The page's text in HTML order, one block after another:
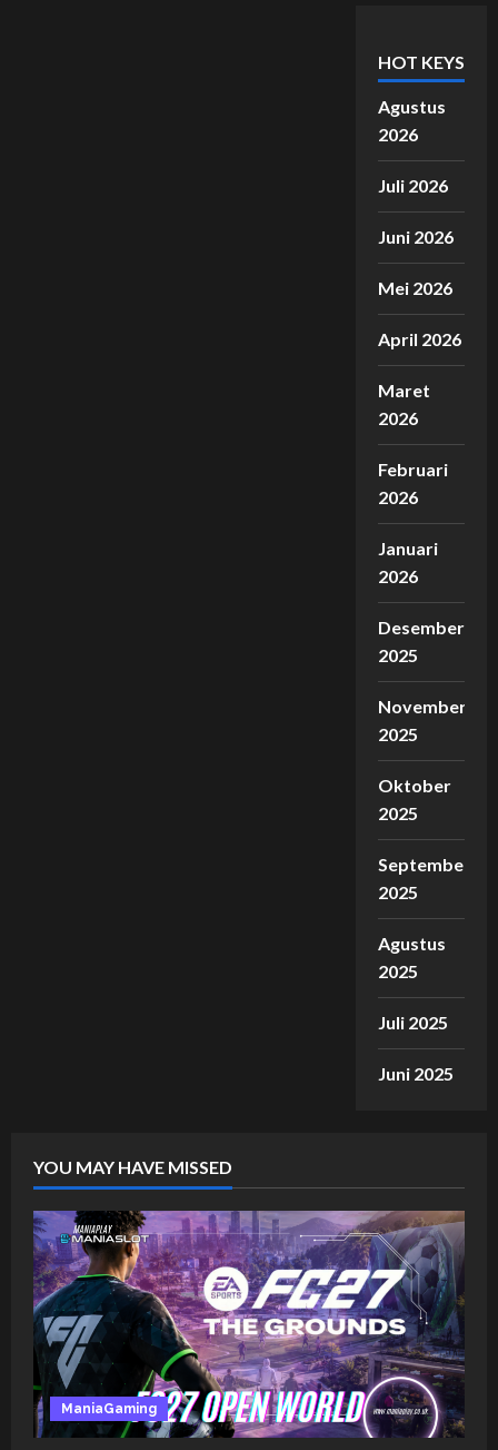
HOT KEYS
Agustus
2026
Juli 2026
Juni 2026
Mei 2026
April 2026
Maret
2026
Februari
2026
Januari
2026
Desember
2025
November
2025
Oktober
2025
September
2025
Agustus
2025
Juli 2025
Juni 2025
YOU MAY HAVE MISSED
ManiaGaming